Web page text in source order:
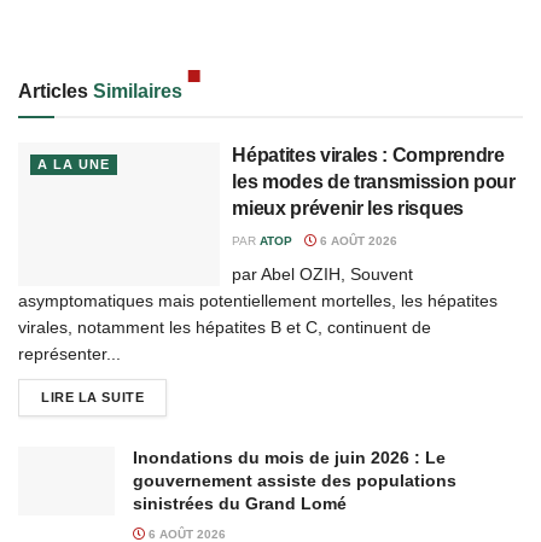
Articles Similaires
A LA UNE
Hépatites virales : Comprendre
les modes de transmission pour
mieux prévenir les risques
PAR ATOP 6 AOÛT 2026
par Abel OZIH, Souvent
asymptomatiques mais potentiellement mortelles, les hépatites
virales, notamment les hépatites B et C, continuent de
représenter...
LIRE LA SUITE
Inondations du mois de juin 2026 : Le
gouvernement assiste des populations
sinistrées du Grand Lomé
6 AOÛT 2026